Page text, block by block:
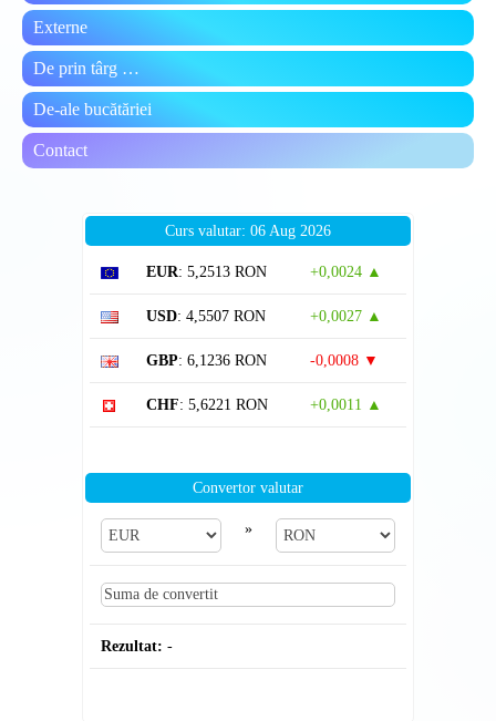
Externe
De prin târg …
De-ale bucătăriei
Contact
Curs valutar: 06 Aug 2026
EUR: 5,2513 RON +0,0024 ▲
USD: 4,5507 RON +0,0027 ▲
GBP: 6,1236 RON -0,0008 ▼
CHF: 5,6221 RON +0,0011 ▲
Convertor valutar
»
Rezultat: -